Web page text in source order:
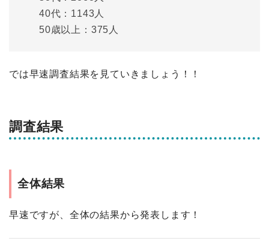
40代：1143人
50歳以上：375人
では早速調査結果を見ていきましょう！！
調査結果
全体結果
早速ですが、全体の結果から発表します！